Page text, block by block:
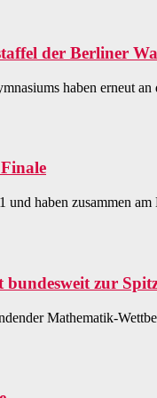
der Berliner
haben erneut
haben zusammen
zur
Mathematik-